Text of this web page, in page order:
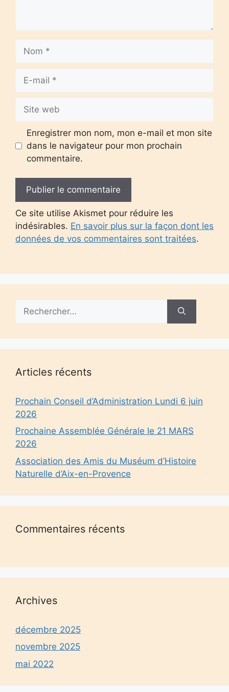
mail
web
Enregistrer mon nom, mon e-mail et mon site
dans le navigateur pour mon prochain
commentaire.
Ce site utilise Akismet pour réduire les
indésirables. En savoir plus sur la façon dont les
données de vos commentaires sont traitées.
Articles récents
Prochain Conseil d’Administration Lundi 6 juin
2026
Prochaine Assemblée Générale le 21 MARS
2026
Association des Amis du Muséum d’Histoire
Naturelle d’Aix-en-Provence
Commentaires récents
Archives
décembre 2025
novembre 2025
mai 2022